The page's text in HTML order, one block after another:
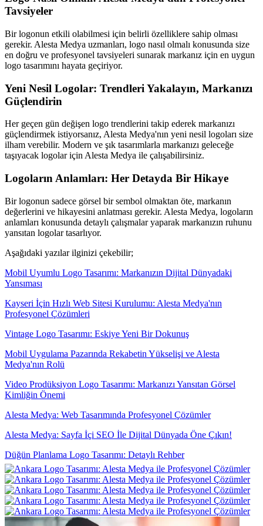
Tavsiyeler
Bir logonun etkili olabilmesi için belirli özelliklere sahip olması
gerekir. Alesta Medya uzmanları, logo nasıl olmalı konusunda size
en doğru ve profesyonel tavsiyeleri sunarak markanız için en uygun
logo tasarımını hayata geçiriyor.
Yeni Nesil Logolar: Trendleri Yakalayın, Markanızı
Güçlendirin
Her geçen gün değişen logo trendlerini takip ederek markanızı
güçlendirmek istiyorsanız, Alesta Medya'nın yeni nesil logoları size
ilham verebilir. Modern ve şık tasarımlarla markanızı geleceğe
taşıyacak logolar için Alesta Medya ile çalışabilirsiniz.
Logoların Anlamları: Her Detayda Bir Hikaye
Bir logonun sadece görsel bir sembol olmaktan öte, markanın
değerlerini ve hikayesini anlatması gerekir. Alesta Medya, logoların
anlamları konusunda detaylı çalışmalar yaparak markanızın ruhunu
yansıtan logolar tasarlıyor.
Aşağıdaki yazılar ilginizi çekebilir;
Mobil Uyumlu Logo Tasarımı: Markanızın Dijital Dünyadaki
Yansıması
Kayseri İçin Hızlı Web Sitesi Kurulumu: Alesta Medya'nın
Profesyonel Çözümleri
Vintage Logo Tasarımı: Eskiye Yeni Bir Dokunuş
Mobil Uygulama Pazarında Rekabetin Yükselişi ve Alesta
Medya'nın Rolü
Video Prodüksiyon Logo Tasarımı: Markanızı Yansıtan Görsel
Kimliğin Önemi
Alesta Medya: Web Tasarımında Profesyonel Çözümler
Alesta Medya: Sayfa İçi SEO İle Dijital Dünyada Öne Çıkın!
Düğün Planlama Logo Tasarımı: Detaylı Rehber
Vintage Logo Tasarımı: Geçmişten Günümüze Estetik Bir Yolculuk
Mobil Uygulama Geliştirme Şirketleri: Profesyonel Çözümler
Yemek Servisi İçin Logo Tasarımı: Profesyonel ve Etkileyici Marka